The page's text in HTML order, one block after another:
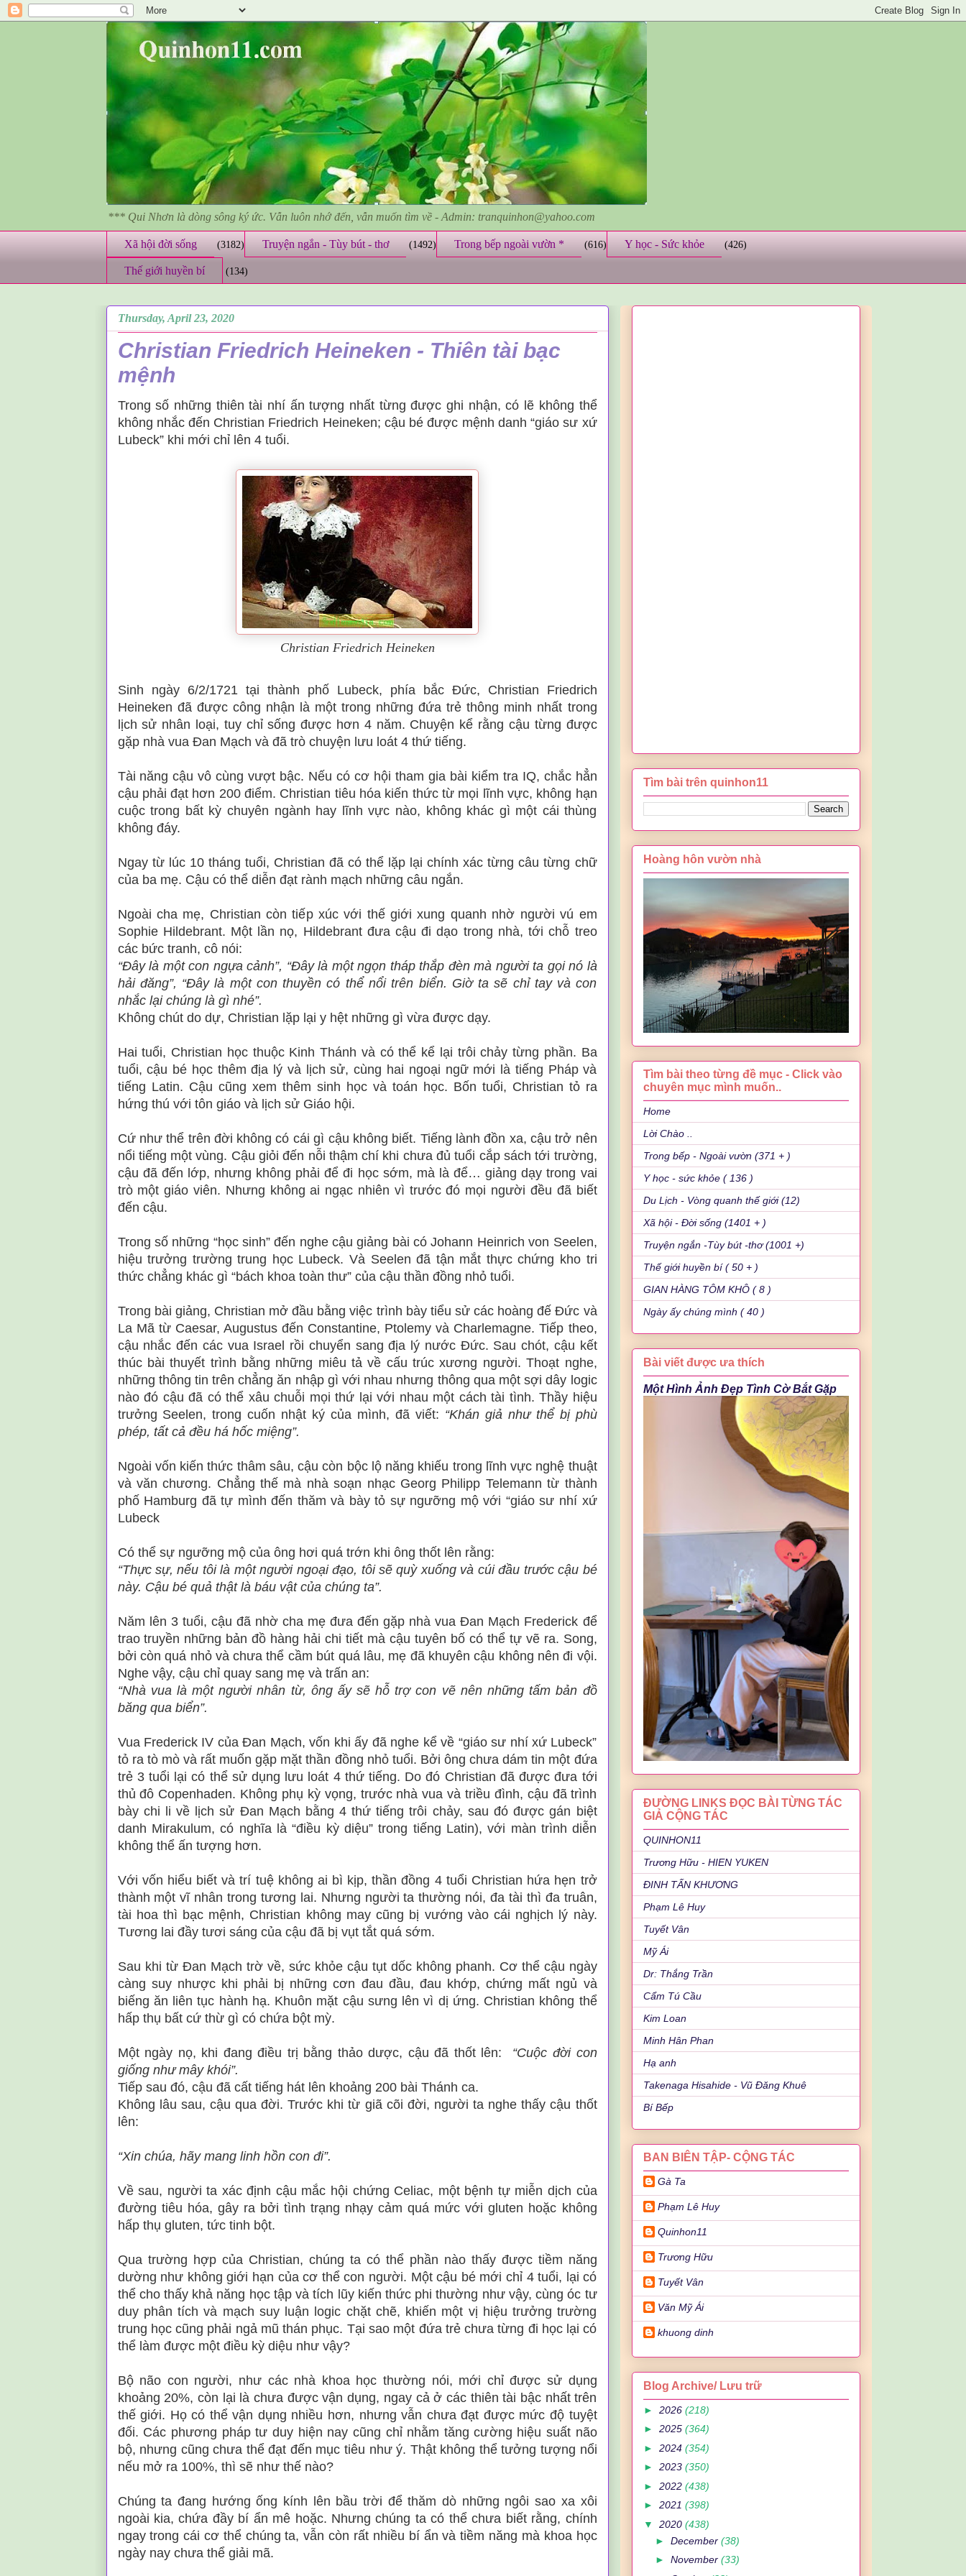
*** Qui Nhơn là dòng sông ký ức. Vẫn luôn nhớ đến, vẫn muốn tìm về - Admin: tranquinhon@yahoo.com
Xã hội đời sống (3182) Truyện ngắn - Tùy bút - thơ (1492) Trong bếp ngoài vườn * (616) Y học - Sức khỏe (426)
Thế giới huyền bí (134)
Thursday, April 23, 2020
Christian Friedrich Heineken - Thiên tài bạc
mệnh
Trong số những thiên tài nhí ấn tượng nhất từng được ghi nhận, có lẽ không thể
không nhắc đến Christian Friedrich Heineken; cậu bé được mệnh danh “giáo sư xứ
Lubeck” khi mới chỉ lên 4 tuổi.
Christian Friedrich Heineken
Sinh ngày 6/2/1721 tại thành phố Lubeck, phía bắc Đức, Christian Friedrich
Heineken đã được công nhận là một trong những đứa trẻ thông minh nhất trong
lịch sử nhân loại, tuy chỉ sống được hơn 4 năm. Chuyện kể rằng cậu từng được
gặp nhà vua Đan Mạch và đã trò chuyện lưu loát 4 thứ tiếng.
Tài năng cậu vô cùng vượt bậc. Nếu có cơ hội tham gia bài kiểm tra IQ, chắc hẳn
cậu phải đạt hơn 200 điểm. Christian tiêu hóa kiến thức từ mọi lĩnh vực, không hạn
cuộc trong bất kỳ chuyên ngành hay lĩnh vực nào, không khác gì một cái thùng
không đáy.
Ngay từ lúc 10 tháng tuổi, Christian đã có thể lặp lại chính xác từng câu từng chữ
của ba mẹ. Cậu có thể diễn đạt rành mạch những câu ngắn.
Ngoài cha mẹ, Christian còn tiếp xúc với thế giới xung quanh nhờ người vú em
Sophie Hildebrant. Một lần nọ, Hildebrant đưa cậu đi dạo trong nhà, tới chỗ treo
các bức tranh, cô nói:
“Đây là một con ngựa cảnh”, “Đây là một ngọn tháp thắp đèn mà người ta gọi nó là
hải đăng”, “Đây là một con thuyền có thể nổi trên biển. Giờ ta sẽ chỉ tay và con
nhắc lại chúng là gì nhé”.
Không chút do dự, Christian lặp lại y hệt những gì vừa được dạy.
Hai tuổi, Christian học thuộc Kinh Thánh và có thể kể lại trôi chảy từng phần. Ba
tuổi, cậu bé học thêm địa lý và lịch sử, cùng hai ngoại ngữ mới là tiếng Pháp và
tiếng Latin. Cậu cũng xem thêm sinh học và toán học. Bốn tuổi, Christian tỏ ra
hứng thú với tôn giáo và lịch sử Giáo hội.
Cứ như thể trên đời không có cái gì cậu không biết. Tiếng lành đồn xa, cậu trở nên
nổi tiếng một vùng. Cậu giỏi đến nỗi thậm chí khi chưa đủ tuổi cắp sách tới trường,
cậu đã đến lớp, nhưng không phải để đi học sớm, mà là để… giảng dạy trong vai
trò một giáo viên. Nhưng không ai ngạc nhiên vì trước đó mọi người đều đã biết
đến cậu.
Trong số những “học sinh” đến nghe cậu giảng bài có Johann Heinrich von Seelen,
hiệu trưởng trường trung học Lubeck. Và Seelen đã tận mắt thực chứng kho tri
thức chẳng khác gì “bách khoa toàn thư” của cậu thần đồng nhỏ tuổi.
Trong bài giảng, Christian mở đầu bằng việc trình bày tiểu sử các hoàng đế Đức và
La Mã từ Caesar, Augustus đến Constantine, Ptolemy và Charlemagne. Tiếp theo,
cậu nhắc đến các vua Israel rồi chuyển sang địa lý nước Đức. Sau chót, cậu kết
thúc bài thuyết trình bằng những miêu tả về cấu trúc xương người. Thoạt nghe,
những thông tin trên chẳng ăn nhập gì với nhau nhưng thông qua một sợi dây logic
nào đó cậu đã có thể xâu chuỗi mọi thứ lại với nhau một cách tài tình. Thầy hiệu
trưởng Seelen, trong cuốn nhật ký của mình, đã viết: “Khán giả như thể bị phù
phép, tất cả đều há hốc miệng”.
Ngoài vốn kiến thức thâm sâu, cậu còn bộc lộ năng khiếu trong lĩnh vực nghệ thuật
và văn chương. Chẳng thế mà nhà soạn nhạc Georg Philipp Telemann từ thành
phố Hamburg đã tự mình đến thăm và bày tỏ sự ngưỡng mộ với “giáo sư nhí xứ
Lubeck
Có thể sự ngưỡng mộ của ông hơi quá trớn khi ông thốt lên rằng:
“Thực sự, nếu tôi là một người ngoại đạo, tôi sẽ quỳ xuống và cúi đầu trước cậu bé
này. Cậu bé quả thật là báu vật của chúng ta”.
Năm lên 3 tuổi, cậu đã nhờ cha mẹ đưa đến gặp nhà vua Đan Mạch Frederick để
trao truyền những bản đồ hàng hải chi tiết mà cậu tuyên bố có thể tự vẽ ra. Song,
bởi còn quá nhỏ và chưa thể cầm bút quá lâu, mẹ đã khuyên cậu không nên đi vội.
Nghe vậy, cậu chỉ quay sang mẹ và trấn an:
“Nhà vua là một người nhân từ, ông ấy sẽ hỗ trợ con vẽ nên những tấm bản đồ
băng qua biển”.
Vua Frederick IV của Đan Mạch, vốn khi ấy đã nghe kể về “giáo sư nhí xứ Lubeck”
tỏ ra tò mò và rất muốn gặp mặt thần đồng nhỏ tuổi. Bởi ông chưa dám tin một đứa
trẻ 3 tuổi lại có thể sử dụng lưu loát 4 thứ tiếng. Do đó Christian đã được đưa tới
thủ đô Copenhaden. Không phụ kỳ vọng, trước nhà vua và triều đình, cậu đã trình
bày chi li về lịch sử Đan Mạch bằng 4 thứ tiếng trôi chảy, sau đó được gán biệt
danh Mirakulum, có nghĩa là “điều kỳ diệu” trong tiếng Latin), với màn trình diễn
không thể ấn tượng hơn.
Với vốn hiểu biết và trí tuệ không ai bì kịp, thần đồng 4 tuổi Christian hứa hẹn trở
thành một vĩ nhân trong tương lai. Nhưng người ta thường nói, đa tài thì đa truân,
tài hoa thì bạc mệnh, Christian không may cũng bị vướng vào cái nghịch lý này.
Tương lai đầy tươi sáng của cậu đã bị vụt tắt quá sớm.
Sau khi từ Đan Mạch trờ về, sức khỏe cậu tụt dốc không phanh. Cơ thể cậu ngày
càng suy nhược khi phải bị những cơn đau đầu, đau khớp, chứng mất ngủ và
biếng ăn liên tục hành hạ. Khuôn mặt cậu sưng lên vì dị ứng. Christian không thể
hấp thụ bất cứ thừ gì có chứa bột mỳ.
Một ngày nọ, khi đang điều trị bằng thảo dược, cậu đã thốt lên: “Cuộc đời con
giống như mây khói”.
Tiếp sau đó, cậu đã cất tiếng hát lên khoảng 200 bài Thánh ca.
Không lâu sau, cậu qua đời. Trước khi từ giã cõi đời, người ta nghe thấy cậu thốt
lên:
“Xin chúa, hãy mang linh hồn con đi”.
Về sau, người ta xác định cậu mắc hội chứng Celiac, một bệnh tự miễn dịch của
đường tiêu hóa, gây ra bởi tình trạng nhạy cảm quá mức với gluten hoặc không
hấp thụ gluten, tức tinh bột.
Qua trường hợp của Christian, chúng ta có thể phần nào thấy được tiềm năng
dường như không giới hạn của cơ thể con người. Một cậu bé mới chỉ 4 tuổi, lại có
thể cho thấy khả năng học tập và tích lũy kiến thức phi thường như vậy, cùng óc tư
duy phân tích và mạch suy luận logic chặt chẽ, khiến một vị hiệu trưởng trường
trung học cũng phải ngả mũ thán phục. Tại sao một đứa trẻ chưa từng đi học lại có
thể làm được một điều kỳ diệu như vậy?
Bộ não con người, như các nhà khoa học thường nói, mới chỉ được sử dụng
khoảng 20%, còn lại là chưa được vận dụng, ngay cả ở các thiên tài bậc nhất trên
thế giới. Họ có thể vận dụng nhiều hơn, nhưng vẫn chưa đạt được mức độ tuyệt
đối. Các phương pháp tư duy hiện nay cũng chỉ nhằm tăng cường hiệu suất não
bộ, nhưng cũng chưa thể đạt đến mục tiêu như ý. Thật không thể tưởng tượng nổi
nếu mở ra 100%, thì sẽ như thế nào?
Chúng ta đang hướng ống kính lên bầu trời để thăm dò những ngôi sao xa xôi
ngoài kia, chứa đầy bí ẩn mê hoặc. Nhưng chúng ta có thể chưa biết rằng, chính
ngay trong cái cơ thể chúng ta, vẫn còn rất nhiều bí ẩn và tiềm năng mà khoa học
ngày nay chưa thể giải mã.
Tìm bài trên quinhon11
Hoàng hôn vườn nhà
Tìm bài theo từng đề mục - Click vào
chuyên mục mình muốn..
Home
Lời Chào ..
Trong bếp - Ngoài vườn (371 + )
Y học - sức khỏe ( 136 )
Du Lịch - Vòng quanh thế giới (12)
Xã hội - Đời sống (1401 + )
Truyện ngắn -Tùy bút -thơ (1001 +)
Thế giới huyền bí ( 50 + )
GIAN HÀNG TÔM KHÔ ( 8 )
Ngày ấy chúng mình ( 40 )
Bài viết được ưa thích
Một Hình Ảnh Đẹp Tình Cờ Bắt Gặp
ĐƯỜNG LINKS ĐỌC BÀI TỪNG TÁC
GIẢ CỘNG TÁC
QUINHON11
Trương Hữu - HIEN YUKEN
ĐINH TẤN KHƯƠNG
Phạm Lê Huy
Tuyết Vân
Mỹ Ái
Dr: Thắng Trần
Cẩm Tú Cầu
Kim Loan
Minh Hân Phan
Hạ anh
Takenaga Hisahide - Vũ Đăng Khuê
Bí Bếp
BAN BIÊN TẬP- CỘNG TÁC
Gà Ta
Phạm Lê Huy
Quinhon11
Trương Hữu
Tuyết Vân
Văn Mỹ Ái
khuong dinh
Blog Archive/ Lưu trữ
► 2026 (218)
► 2025 (364)
► 2024 (354)
► 2023 (350)
► 2022 (438)
► 2021 (398)
▼ 2020 (438)
►December(38)
►November(33)